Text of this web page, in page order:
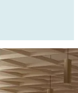
Nyheter